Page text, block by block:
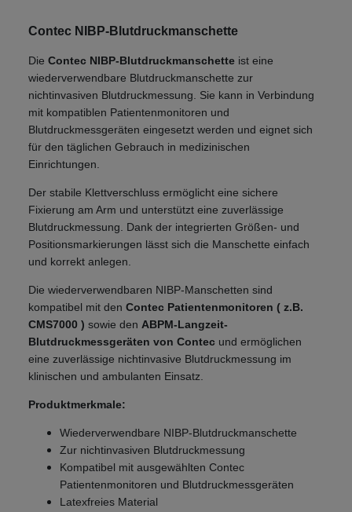
Contec NIBP-Blutdruckmanschette
Die Contec NIBP-Blutdruckmanschette ist eine
wiederverwendbare Blutdruckmanschette zur
nichtinvasiven Blutdruckmessung. Sie kann in Verbindung
mit kompatiblen Patientenmonitoren und
Blutdruckmessgeräten eingesetzt werden und eignet sich
für den täglichen Gebrauch in medizinischen
Einrichtungen.
Der stabile Klettverschluss ermöglicht eine sichere
Fixierung am Arm und unterstützt eine zuverlässige
Blutdruckmessung. Dank der integrierten Größen- und
Positionsmarkierungen lässt sich die Manschette einfach
und korrekt anlegen.
Die wiederverwendbaren NIBP-Manschetten sind
kompatibel mit den Contec Patientenmonitoren ( z.B.
CMS7000 ) sowie den ABPM-Langzeit-
Blutdruckmessgeräten von Contec und ermöglichen
eine zuverlässige nichtinvasive Blutdruckmessung im
klinischen und ambulanten Einsatz.
Produktmerkmale:
Wiederverwendbare NIBP-Blutdruckmanschette
Zur nichtinvasiven Blutdruckmessung
Kompatibel mit ausgewählten Contec
Patientenmonitoren und Blutdruckmessgeräten
Latexfreies Material